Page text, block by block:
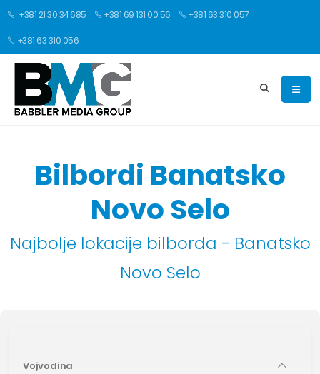
+381 21 30 34 685 +381 69 131 00 56 +381 63 310 057
+381 63 310 056
Bilbordi Banatsko
Novo Selo
Najbolje lokacije bilborda - Banatsko
Novo Selo
Vojvodina